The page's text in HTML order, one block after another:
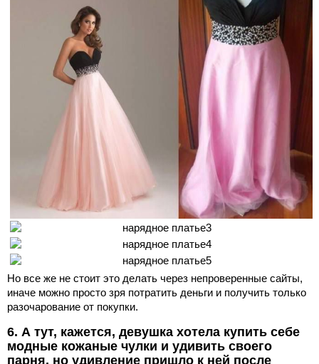
Но все же не стоит это делать через непроверенные сайты,
иначе можно просто зря потратить деньги и получить только
разочарование от покупки.
6. А тут, кажется, девушка хотела купить себе
модные кожаные чулки и удивить своего
парня, но удивление пришло к ней после